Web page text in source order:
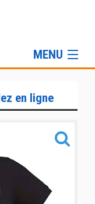
MENU
en ligne